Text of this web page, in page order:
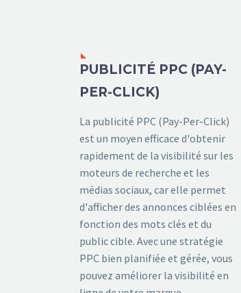
PUBLICITÉ PPC (PAY-
PER-CLICK)
La publicité PPC (Pay-Per-Click)
est un moyen efficace d'obtenir
rapidement de la visibilité sur les
moteurs de recherche et les
médias sociaux, car elle permet
d'afficher des annonces ciblées en
fonction des mots clés et du
public cible. Avec une stratégie
PPC bien planifiée et gérée, vous
pouvez améliorer la visibilité en